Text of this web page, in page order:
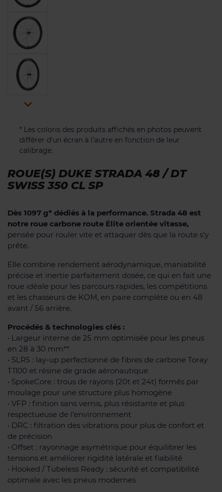

* Les coloris des produits affichés en photos peuvent
différer d'un écran à l'autre en fonction de leur
calibrage.
ROUE(S) DUKE STRADA 48 / DT
SWISS 350 CL SP
Dès 1097 g* dédiés à la performance. Strada 48 est
notre roue carbone route Élite orientée vitesse,
pensée pour rouler vite et attaquer dès que la route s’y
prête.
Elle combine rendement aérodynamique, maniabilité
précise et inertie parfaitement dosée, ce qui en fait une
roue idéale pour les parcours rapides, les compétitions
et les chasseurs de KOM, en paire complète ou en 48
avant / 56 arrière.
Procédés & technologies clés :
• Largeur interne de 25 mm optimisée pour les pneus
en 28 à 30 mm**
• SLR5 : lay-up perfectionné de fibres de carbone Toray
T1100 et résine de grade aéronautique
• SpokeCore : trous de rayons (20t et 24t) formés par
moulage pour une structure plus homogène
• VFP : finition sans vernis, plus résistante et plus
respectueuse de l’environnement
• DRC : filtration des vibrations pour plus de confort et
de précision
• Offset : rayonnage asymétrique pour équilibrer les
tensions et améliorer rigidité latérale et fiabilité
• Hooked / Tubeless Ready : sécurité et compatibilité
optimale avec les pneus modernes